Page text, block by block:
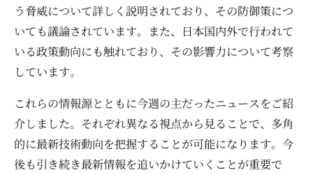
う脅威について詳しく説明されており、その防御策につ
いても議論されています。また、日本国内外で行われて
いる政策動向にも触れており、その影響力について考察
しています。
これらの情報源とともに今週の主だったニュースをご紹
介しました。それぞれ異なる視点から見ることで、多角
的に最新技術動向を把握することが可能になります。今
後も引き続き最新情報を追いかけていくことが重要で